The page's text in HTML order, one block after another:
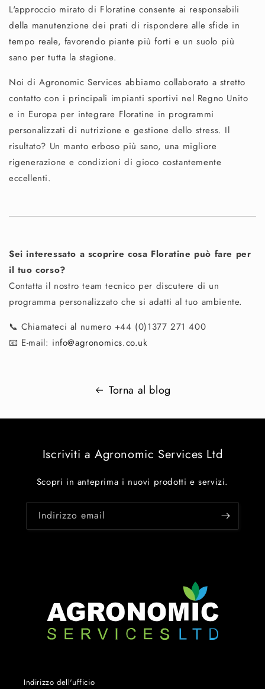
L'approccio mirato di Floratine consente ai responsabili
della manutenzione dei prati di rispondere alle sfide in
tempo reale, favorendo piante più forti e un suolo più
sano per tutta la stagione.
Noi di Agronomic Services abbiamo collaborato a stretto
contatto con i principali impianti sportivi nel Regno Unito
e in Europa per integrare Floratine in programmi
personalizzati di nutrizione e gestione dello stress. Il
risultato? Un manto erboso più sano, una migliore
rigenerazione e condizioni di gioco costantemente
eccellenti.
Sei interessato a scoprire cosa Floratine può fare per
il tuo corso?
Contatta il nostro team tecnico per discutere di un
programma personalizzato che si adatti al tuo ambiente.
📞 Chiamateci al numero +44 (0)1377 271 400
📧 E-mail: info@agronomics.co.uk
Torna al blog
Iscriviti a Agronomic Services Ltd
Scopri in anteprima i nuovi prodotti e servizi.
Indirizzo email
Indirizzo dell'ufficio